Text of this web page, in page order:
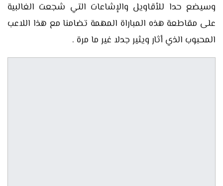
وسيضع حدا للأقاويل والإشاعات التي شجعت الغالبية
على مقاطعة هذه المباراة المهمة تضامنا مع هذا اللاعب
المحبوب الذي أثار ويثير جدلا غير ما مرة .